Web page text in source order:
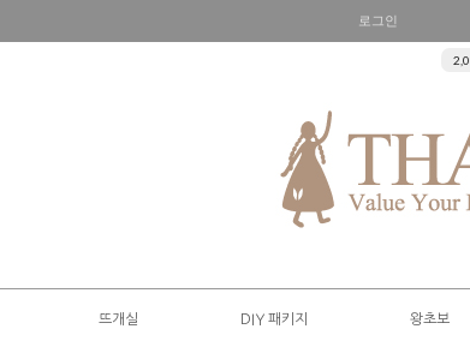
로그인
뜨개실 DIY 패키지 왕초보